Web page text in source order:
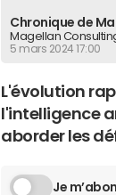
Chronique de
Magellan
5 mars 2024 17:00
L'évolution
l'intelligence
aborder les
Je